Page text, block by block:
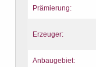
Prämierung:
Erzeuger:
Anbaugebiet: